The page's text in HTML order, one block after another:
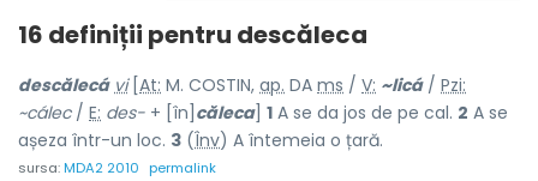
16 definiții pentru descăleca
descălecá vi[ At: M. COSTIN, ap. DA ms / V: ~licá/ Pzi:
~cálec/ E: des- + [în] căleca] 1 A se da jos de pe cal. 2 A se
așeza într-un loc. 3 (Înv) A întemeia o țară.
sursa:MDA2 2010 permalink